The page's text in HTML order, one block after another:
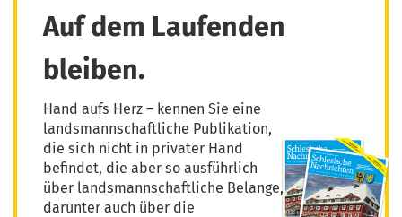
Auf dem Laufenden
bleiben.
Hand aufs Herz – kennen Sie eine
landsmannschaftliche Publikation,
die sich nicht in privater Hand
befindet, die aber so ausführlich
über landsmannschaftliche Belange,
darunter auch über die